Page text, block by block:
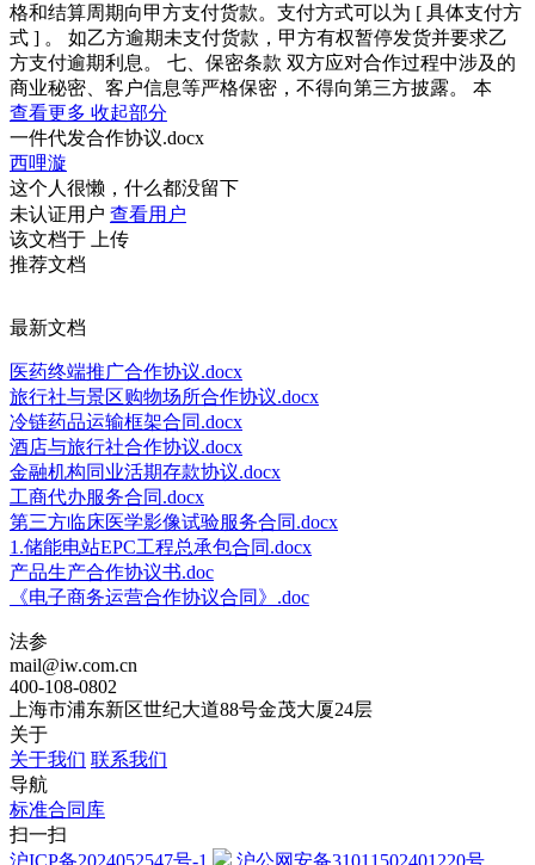
格和结算周期向甲方支付货款。支付方式可以为 [ 具体支付方
式 ] 。 如乙方逾期未支付货款，甲方有权暂停发货并要求乙
方支付逾期利息。 七、保密条款 双方应对合作过程中涉及的
商业秘密、客户信息等严格保密，不得向第三方披露。 本
查看更多 收起部分
一件代发合作协议.docx
西哩漩
这个人很懒，什么都没留下
未认证用户 查看用户
该文档于
上传
推荐文档
最新文档
医药终端推广合作协议.docx
旅行社与景区购物场所合作协议.docx
冷链药品运输框架合同.docx
酒店与旅行社合作协议.docx
金融机构同业活期存款协议.docx
工商代办服务合同.docx
第三方临床医学影像试验服务合同.docx
1.储能电站EPC工程总承包合同.docx
产品生产合作协议书.doc
《电子商务运营合作协议合同》.doc
法参
mail@iw.com.cn
400-108-0802
上海市浦东新区世纪大道88号金茂大厦24层
关于
关于我们 联系我们
导航
标准合同库
扫一扫
沪ICP备2024052547号-1
沪公网安备31011502401220号